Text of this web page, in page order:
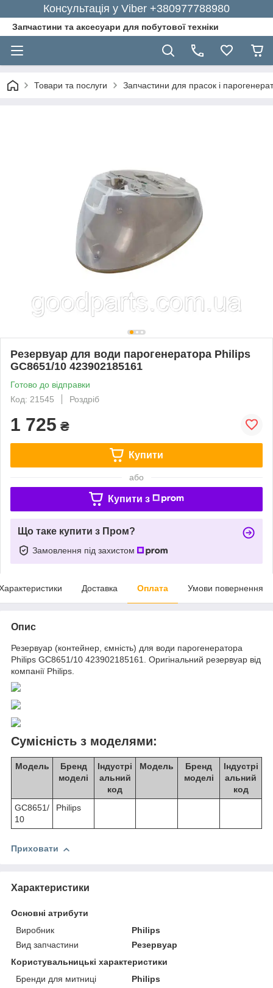
Консультація у Viber +380977788980
Запчастини та аксесуари для побутової техніки
Товари та послуги Запчастини для прасок і
Резервуар для води парогенератора Philips
GC8651/10 423902185161
Готово до відправки
Код: 21545
Роздріб
1 725 ₴
Купити
або
Купити з
Що таке купити з Пром?
Замовлення під захистом
Доставка Оплата Умови повернення
Опис
Резервуар (контейнер, ємність) для води парогенератора
Philips GC8651/10 423902185161. Оригінальний резервуар від
компанії Philips.
Сумісність з моделями:
Модель
Бренд
моделі
Індустрі
альний
код
Модель
Бренд
моделі
Індустрі
альний
код
GC8651/
10
Philips
Приховати
Характеристики
Основні атрибути
Виробник
Philips
Вид запчастини
Резервуар
Користувальницькі характеристики
Бренди для митниці
Philips